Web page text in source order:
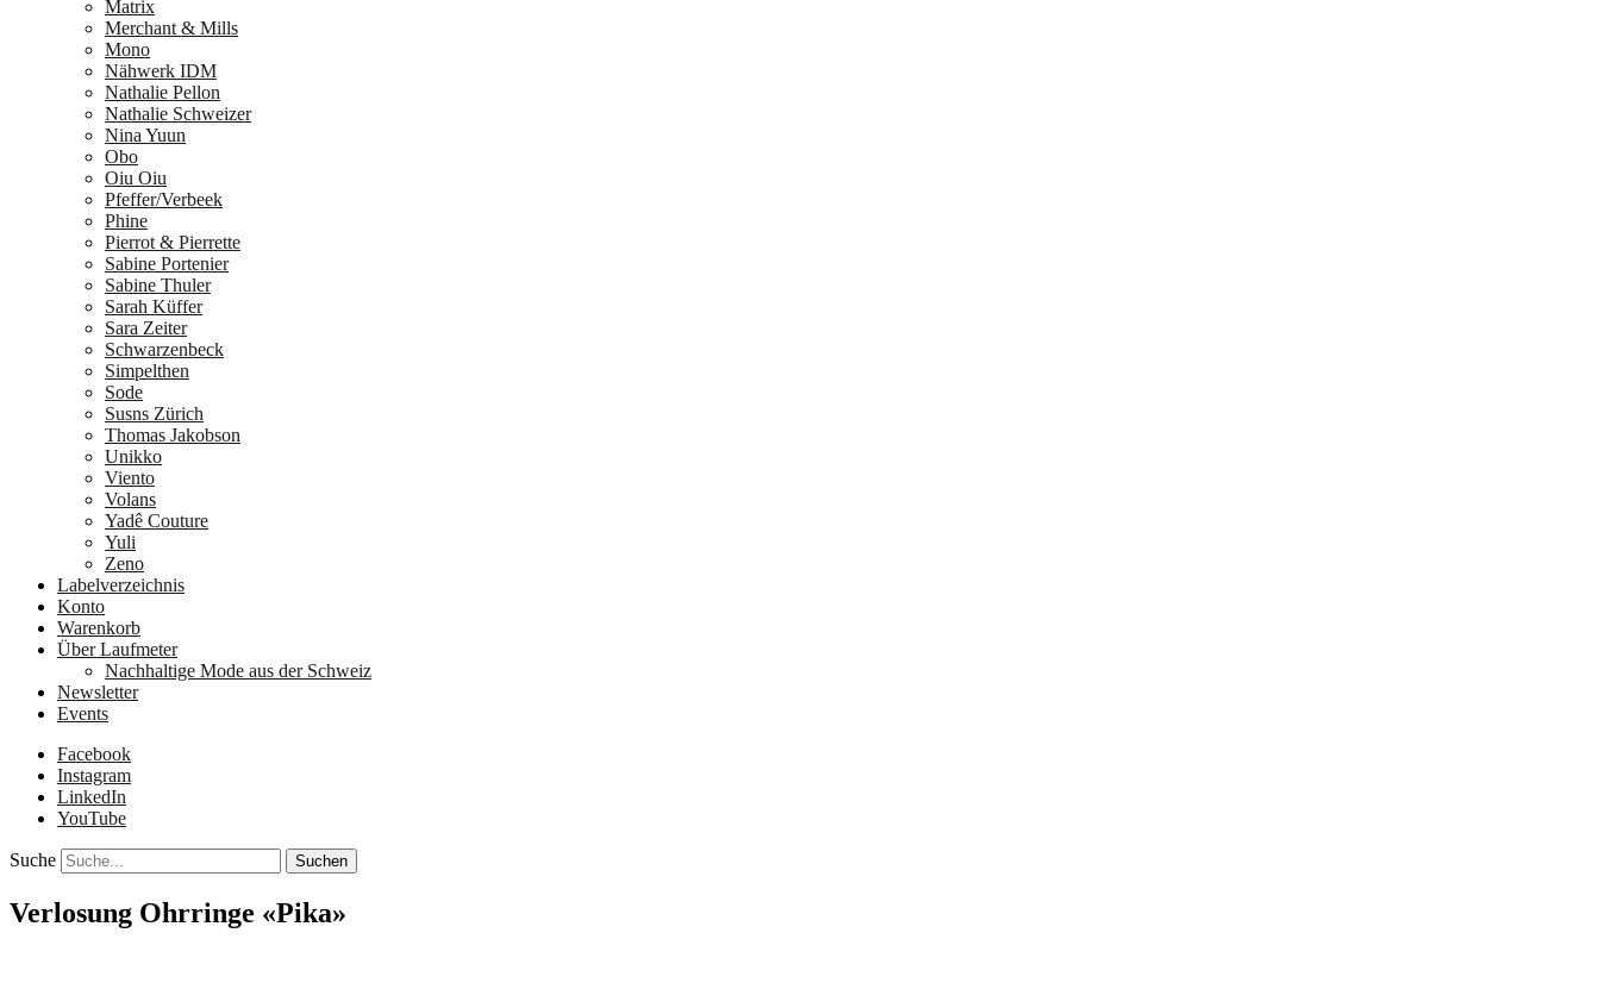
Matrix
Merchant & Mills
Mono
Nähwerk IDM
Nathalie Pellon
Nathalie Schweizer
Nina Yuun
Obo
Oiu Oiu
Pfeffer/Verbeek
Phine
Pierrot & Pierrette
Sabine Portenier
Sabine Thuler
Sarah Küffer
Sara Zeiter
Schwarzenbeck
Simpelthen
Sode
Susns Zürich
Thomas Jakobson
Unikko
Viento
Volans
Yadê Couture
Yuli
Zeno
Labelverzeichnis
Konto
Warenkorb
Über Laufmeter
Nachhaltige Mode aus der Schweiz
Newsletter
Events
Facebook
Instagram
LinkedIn
YouTube
Suche
Verlosung Ohrringe «Pika»